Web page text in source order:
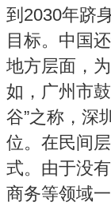
到2030年跻
目标。中国
地方层面，
如，广州市
谷”之称，深
位。在民间
式。由于没
商务等领域一